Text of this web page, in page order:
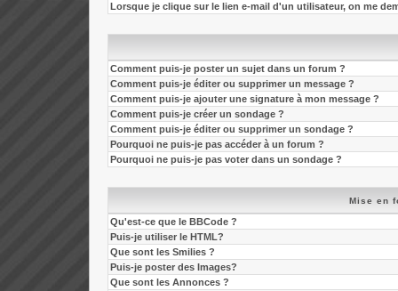
Lorsque je clique sur le lien e-mail d'un utilisateur, on me
Comment puis-je poster un sujet dans un forum ?
Comment puis-je éditer ou supprimer un message ?
Comment puis-je ajouter une signature à mon message ?
Comment puis-je créer un sondage ?
Comment puis-je éditer ou supprimer un sondage ?
Pourquoi ne puis-je pas accéder à un forum ?
Pourquoi ne puis-je pas voter dans un sondage ?
Mise en
Qu'est-ce que le BBCode ?
Puis-je utiliser le HTML?
Que sont les Smilies ?
Puis-je poster des Images?
Que sont les Annonces ?